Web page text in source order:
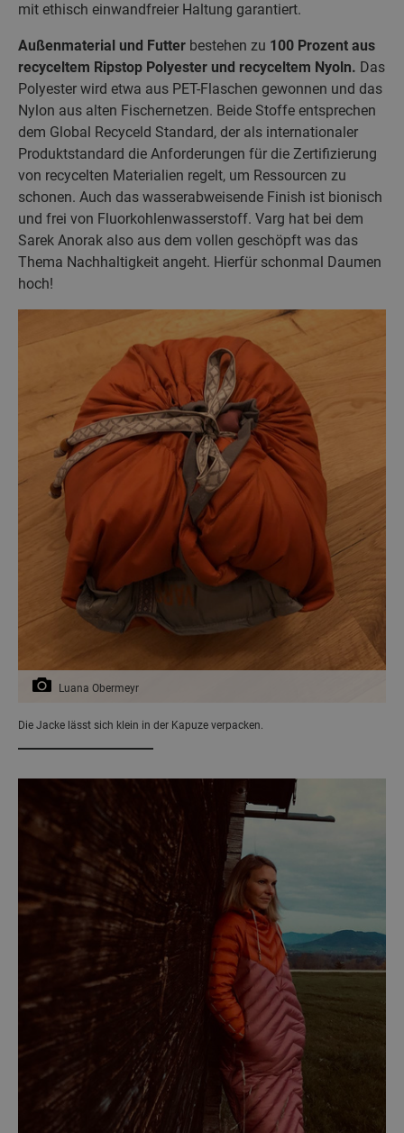
mit ethisch einwandfreier Haltung garantiert.
Außenmaterial und Futter bestehen zu 100 Prozent aus
recyceltem Ripstop Polyester und recyceltem Nyoln. Das
Polyester wird etwa aus PET-Flaschen gewonnen und das
Nylon aus alten Fischernetzen. Beide Stoffe entsprechen
dem Global Recyceld Standard, der als internationaler
Produktstandard die Anforderungen für die Zertifizierung
von recycelten Materialien regelt, um Ressourcen zu
schonen. Auch das wasserabweisende Finish ist bionisch
und frei von Fluorkohlenwasserstoff. Varg hat bei dem
Sarek Anorak also aus dem vollen geschöpft was das
Thema Nachhaltigkeit angeht. Hierfür schonmal Daumen
hoch!
Luana Obermeyr
Die Jacke lässt sich klein in der Kapuze verpacken.